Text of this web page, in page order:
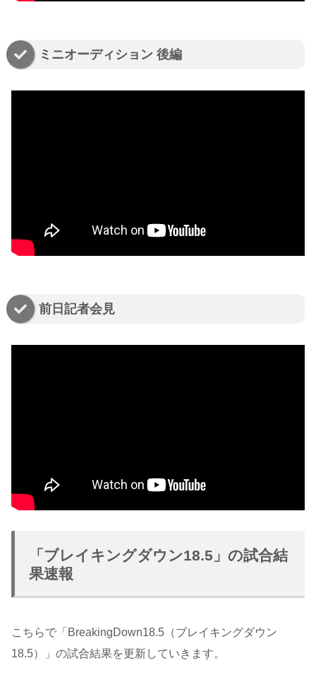
ミニオーディション 後編
前日記者会見
「ブレイキングダウン18.5」の試合結
果速報
こちらで「BreakingDown18.5（ブレイキングダウン
18.5）」の試合結果を更新していきます。